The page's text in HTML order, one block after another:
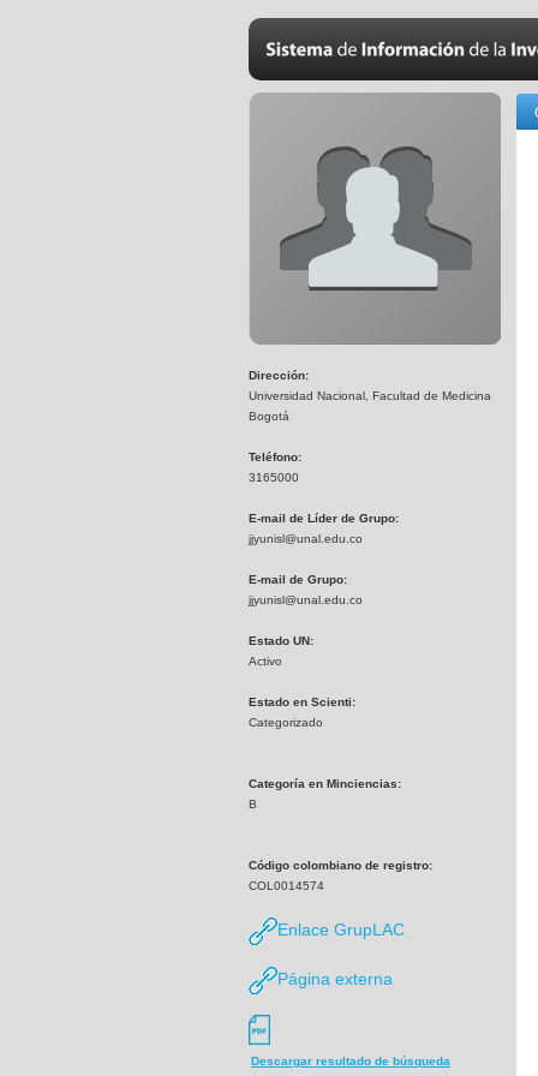
Dirección:
Universidad Nacional, Facultad de Medicina
Bogotá
Teléfono:
3165000
E-mail de Líder de Grupo:
jjyunisl@unal.edu.co
E-mail de Grupo:
jjyunisl@unal.edu.co
Estado UN:
Activo
Estado en Scienti:
Categorizado
Categoría en Minciencias:
B
Código colombiano de registro:
COL0014574
Enlace GrupLAC
Página externa
Descargar resultado de búsqueda